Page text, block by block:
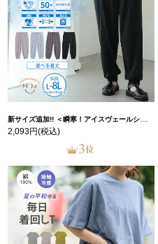
新サイズ追加!! ＜瞬寒！アイスヴェールシリーズ＞ 美脚 ジョガーパンツ 【ウェストゴム】 【ストレッチ】 | 大きいサイズの通販ならハッピーマリリン
2,093円(税込)